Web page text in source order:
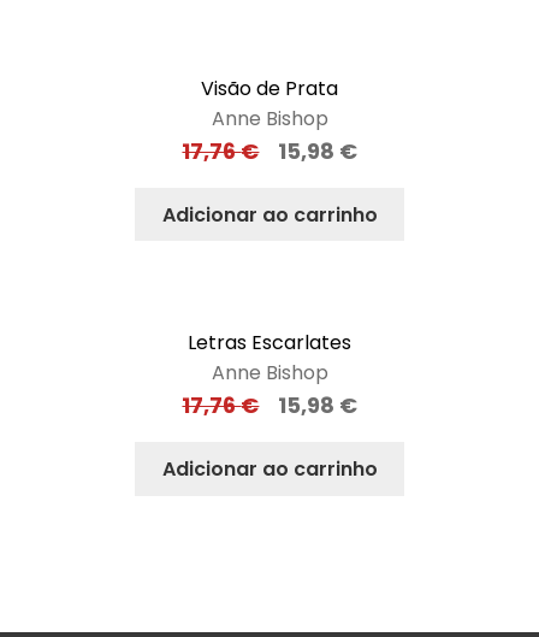
Visão de Prata
Anne Bishop
17,76€ 15,98 €
Adicionar ao carrinho
Letras Escarlates
Anne Bishop
17,76€ 15,98 €
Adicionar ao carrinho